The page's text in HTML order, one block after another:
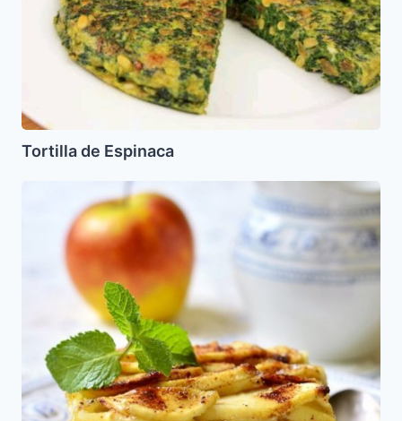
Tortilla de Espinaca